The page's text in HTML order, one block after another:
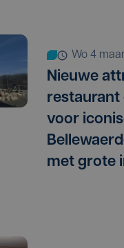
wo 4
Nieuwe
restaurant
voor
met grote